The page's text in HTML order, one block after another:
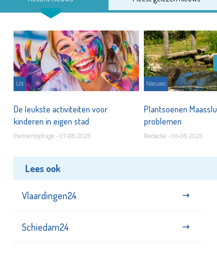
Uit
De leukste activiteiten voor
kinderen in eigen stad
Partnerbijdrage - 07-08-2026
Nieuws
Plantsoenen
problemen
Redactie - 06-08-2026
Lees ook
Vlaardingen24
Schiedam24